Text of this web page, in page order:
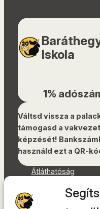
Iskola
1%
Váltsd vissza a
támogasd a
képzését!
használd ezt a QR-
Átláthatóság
Akadálymentességi
Oldaltérkép